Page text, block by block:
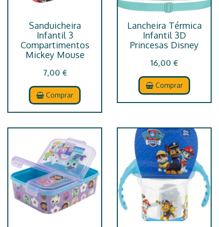
Sanduicheira
Infantil 3
Compartimentos
Mickey Mouse
7,00 €
Comprar
Lancheira Térmica
Infantil 3D
Princesas Disney
16,00 €
Comprar